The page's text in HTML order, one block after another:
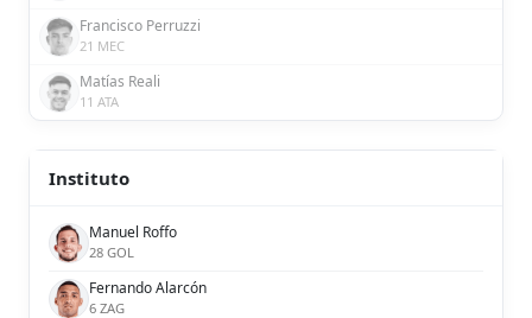
Francisco Perruzzi
21 MEC
Matías Reali
11 ATA
Instituto
Manuel Roffo
28 GOL
Fernando Alarcón
6 ZAG